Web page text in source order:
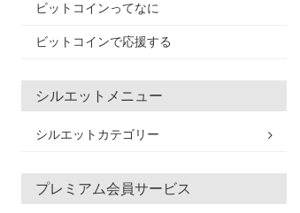
ビットコインってなに
ビットコインで応援する
シルエットメニュー
シルエットカテゴリー
プレミアム会員サービス